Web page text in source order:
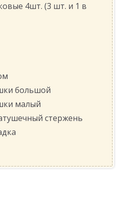
4шт. (3 шт. и 1 в
большой
малый
стержень